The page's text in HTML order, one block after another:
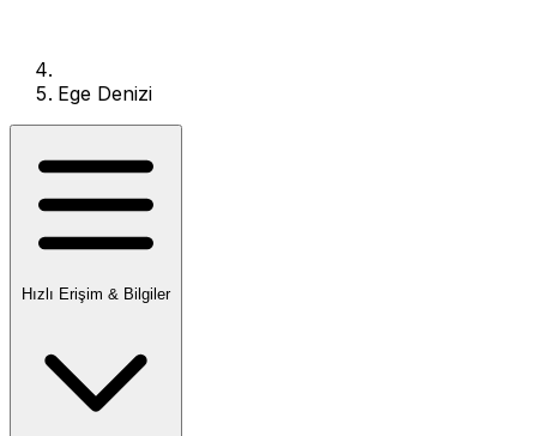
Ege Denizi
Hızlı Erişim & Bilgiler